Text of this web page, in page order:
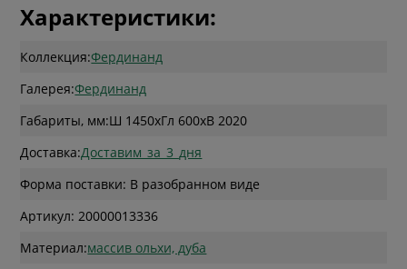
Характеристики:
Коллекция:Фердинанд
Галерея:Фердинанд
Габариты, мм:Ш 1450xГл 600xВ 2020
Доставка:Доставим_за_3_дня
Форма поставки: В разобранном виде
Артикул: 20000013336
Материал:массив ольхи, дуба